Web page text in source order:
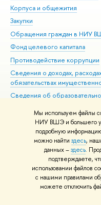
Мы используем файлы
НИУ ВШЭ и большего
подробную
можно найти здесь,
данных –здесь.
подтверждаете,
использовании файлов
с нашими правилами
можете отключить
Корпуса и общежития
Закупки
Обращения граждан в НИУ
Фонд целевого капитала
Противодействие коррупции
Сведения о доходах,
обязательствах
Сведения об
Людям с ограниченными
Единая платежная страница
Работа в Вышке
© НИУ ВШЭ 1993–2026
материалов Политика
Шрифты HSE Sans и HSE Slab